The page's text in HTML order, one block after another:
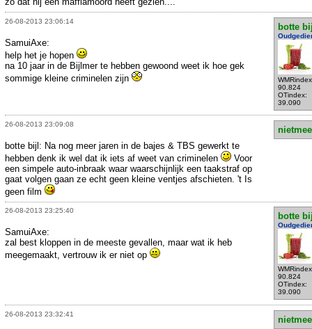
26-08-2013 23:06:14
botte
90.824
OTindex:
39.090
SamuiAxe:
help het je hopen
na 10 jaar in de Bijlmer te hebben gewoond weet ik hoe gek
sommige kleine criminelen zijn
26-08-2013 23:09:08
botte bijl: Na nog meer jaren in de bajes & TBS gewerkt te
hebben denk ik wel dat ik iets af weet van criminelen
Voor
een simpele auto-inbraak waar waarschijnlijk een taakstraf op
gaat volgen gaan ze echt geen kleine ventjes afschieten. 't Is
geen film
26-08-2013 23:25:40
botte
90.824
OTindex:
39.090
SamuiAxe:
zal best kloppen in de meeste gevallen, maar wat ik heb
meegemaakt, vertrouw ik er niet op
26-08-2013 23:32:41